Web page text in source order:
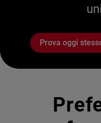
Prova oggi